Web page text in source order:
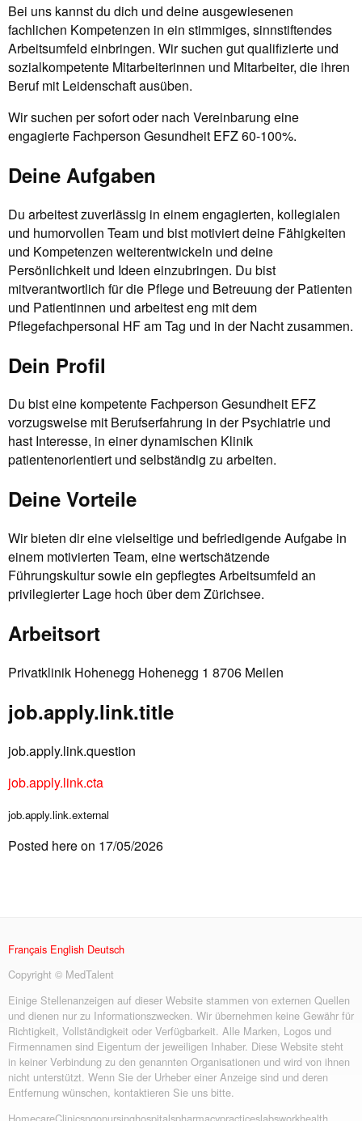
Bei uns kannst du dich und deine ausgewiesenen
fachlichen Kompetenzen in ein stimmiges, sinnstiftendes
Arbeitsumfeld einbringen. Wir suchen gut qualifizierte und
sozialkompetente Mitarbeiterinnen und Mitarbeiter, die ihren
Beruf mit Leidenschaft ausüben.
Wir suchen per sofort oder nach Vereinbarung eine
engagierte Fachperson Gesundheit EFZ 60-100%.
Deine Aufgaben
Du arbeitest zuverlässig in einem engagierten, kollegialen
und humorvollen Team und bist motiviert deine Fähigkeiten
und Kompetenzen weiterentwickeln und deine
Persönlichkeit und Ideen einzubringen. Du bist
mitverantwortlich für die Pflege und Betreuung der Patienten
und Patientinnen und arbeitest eng mit dem
Pflegefachpersonal HF am Tag und in der Nacht zusammen.
Dein Profil
Du bist eine kompetente Fachperson Gesundheit EFZ
vorzugsweise mit Berufserfahrung in der Psychiatrie und
hast Interesse, in einer dynamischen Klinik
patientenorientiert und selbständig zu arbeiten.
Deine Vorteile
Wir bieten dir eine vielseitige und befriedigende Aufgabe in
einem motivierten Team, eine wertschätzende
Führungskultur sowie ein gepflegtes Arbeitsumfeld an
privilegierter Lage hoch über dem Zürichsee.
Arbeitsort
Privatklinik Hohenegg Hohenegg 1 8706 Meilen
job.apply.link.title
job.apply.link.question
job.apply.link.cta
job.apply.link.external
Posted here on 17/05/2026
Français English Deutsch
Copyright © MedTalent
Einige Stellenanzeigen auf dieser Website stammen von externen Quellen
und dienen nur zu Informationszwecken. Wir übernehmen keine Gewähr für
Richtigkeit, Vollständigkeit oder Verfügbarkeit. Alle Marken, Logos und
Firmennamen sind Eigentum der jeweiligen Inhaber. Diese Website steht
in keiner Verbindung zu den genannten Organisationen und wird von ihnen
nicht unterstützt. Wenn Sie der Urheber einer Anzeige sind und deren
Entfernung wünschen, kontaktieren Sie uns bitte.